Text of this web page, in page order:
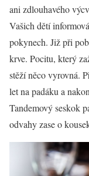
ani zdlouhavého
Vašich dětí
pokynech. Již při
krve. Pocitu, který
stěží něco vyrovná.
let na padáku a
Tandemový seskok
odvahy zase o